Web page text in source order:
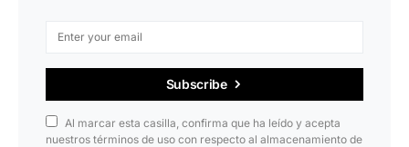
Subscribe
Al marcar esta casilla, confirma que ha leído y acepta
nuestros términos de uso con respecto al almacenamiento de